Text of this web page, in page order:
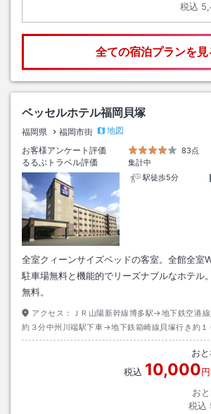
税込
全ての宿泊プランを見
ベッセルホテル福岡貝塚
福岡県 福岡市街
地図
お客様アンケート評価
83点
るるぶトラベル評価
集計中
駅徒歩5分
全室クィーンサイズベッドの客室。全館全室
駐車場無料と機能的でリーズナブルなホテル
無料。
アクセス：
ＪＲ山陽新幹線博多駅→地下鉄空港
約３分中州川端駅下車→地下鉄箱崎線貝塚行き約
約５分
お
税込 10,000円
お
税込